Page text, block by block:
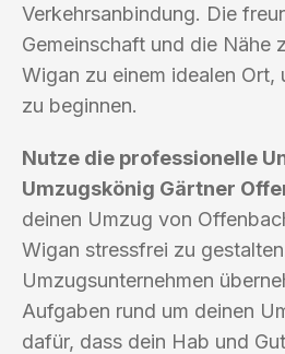
Verkehrsanbindung. Die
Gemeinschaft und die Nähe
Wigan zu einem idealen Ort,
zu beginnen.
Nutze die professionelle
Umzugskönig Gärtner
deinen Umzug von
Wigan stressfrei zu
Umzugsunternehmen
Aufgaben rund um deinen
dafür, dass dein Hab und